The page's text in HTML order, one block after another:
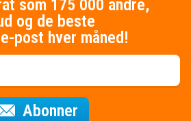
som 175 000 andre,
og de beste
post hver måned!
Abonner